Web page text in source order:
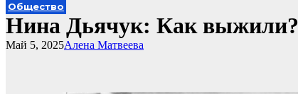
Общество
Нина Дьячук: Как выжили?
Алена Матвеева
Май 5, 2025